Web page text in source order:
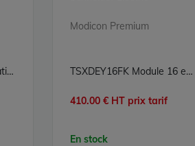
TSXPSY5500M Alimentation Modicon Premium Schneider Electric
Modicon Premium
TSXDEY16FK Module 16 entrées numériques TOR Carte 16E TOR Modicon Premium Schneider Electric
410.00 € HT prix tarif
En stock